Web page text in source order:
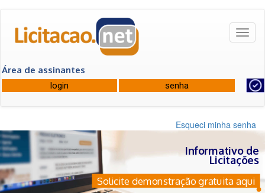
Área de assinantes
Esqueci minha senha
Informativo de
Licitações
Solicite demonstração gratuita aqui